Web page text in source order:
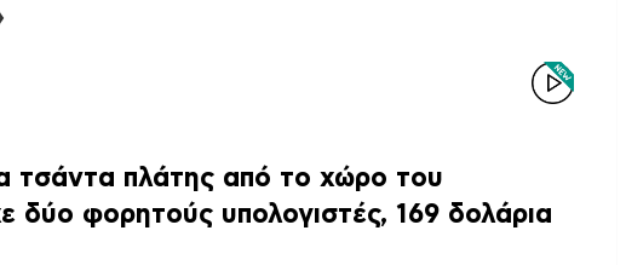
τσάντα πλάτης από το χώρο του
δύο φορητούς υπολογιστές, 169 δολάρια